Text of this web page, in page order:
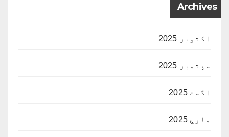
Archives
اکتوبر 2025
سپتمبر 2025
اگست 2025
مارچ 2025